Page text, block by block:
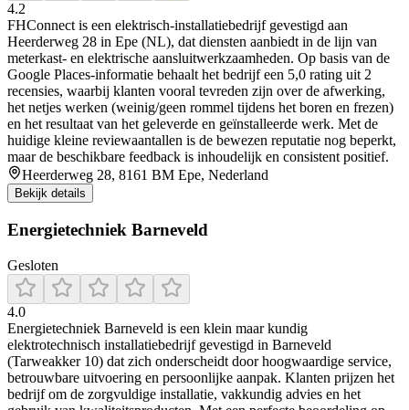
4.2
FHConnect is een elektrisch-installatiebedrijf gevestigd aan
Heerderweg 28 in Epe (NL), dat diensten aanbiedt in de lijn van
meterkast- en elektrische aansluitwerkzaamheden. Op basis van de
Google Places-informatie behaalt het bedrijf een 5,0 rating uit 2
recensies, waarbij klanten vooral tevreden zijn over de afwerking,
het netjes werken (weinig/geen rommel tijdens het boren en frezen)
en het resultaat van het geleverde en geïnstalleerde werk. Met de
huidige kleine reviewaantallen is de bewezen reputatie nog beperkt,
maar de beschikbare feedback is inhoudelijk en consistent positief.
Heerderweg 28, 8161 BM Epe, Nederland
Bekijk details
Energietechniek Barneveld
Gesloten
4.0
Energietechniek Barneveld is een klein maar kundig
elektrotechnisch installatiebedrijf gevestigd in Barneveld
(Tarweakker 10) dat zich onderscheidt door hoogwaardige service,
betrouwbare uitvoering en persoonlijke aanpak. Klanten prijzen het
bedrijf om de zorgvuldige installatie, vakkundig advies en het